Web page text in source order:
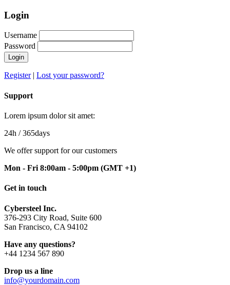
Login
Username
Password
Login
Register| Lost your password?
Support
Lorem ipsum dolor sit amet:
24h / 365days
We offer support for our customers
Mon - Fri 8:00am - 5:00pm (GMT +1)
Get in touch
Cybersteel Inc.
376-293 City Road, Suite 600
San Francisco, CA 94102
Have any questions?
+44 1234 567 890
Drop us a line
info@yourdomain.com